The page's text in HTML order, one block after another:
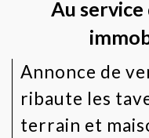
Au
Annonce de vente mmobilière
ribaute les
terrain et